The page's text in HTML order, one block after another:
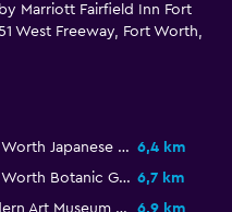
Marriott Fairfield Inn Fort
West Freeway, Fort Worth,
Fort Worth Japanese Garden 6,4 km
Fort Worth Botanic Garden 6,7 km
Modern Art Museum of Fort Worth
6,9 km